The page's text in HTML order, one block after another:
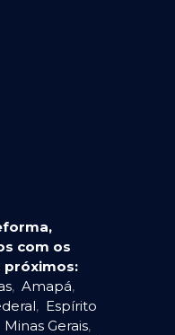
com os
próximos:
, Amapá,
, Espírito
Minas Gerais,